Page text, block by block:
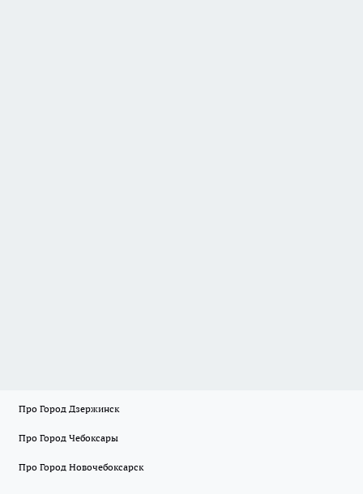
Про Город Дзержинск
Про Город Чебоксары
Про Город Новочебоксарск